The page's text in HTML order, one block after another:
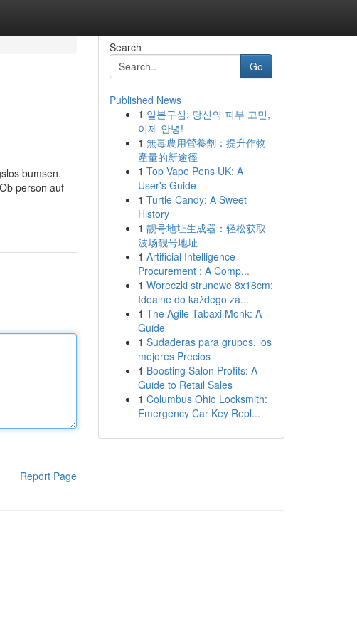
bumsen.
person auf
Report Page
Search
Go
Published News
1 일본구심: 당신의 피부 고민,
이제 안녕!
1 無毒農用營養劑：提升作物
產量的新途徑
1 Top Vape Pens UK: A
User's Guide
1 Turtle Candy: A Sweet
History
1 靓号地址生成器：轻松获取
波场靓号地址
1 Artificial Intelligence
Procurement : A Comp...
1 Woreczki strunowe 8x18cm:
Idealne do każdego za...
1 The Agile Tabaxi Monk: A
Guide
1 Sudaderas para grupos, los
mejores Precios
1 Boosting Salon Profits: A
Guide to Retail Sales
1 Columbus Ohio Locksmith:
Emergency Car Key Repl...